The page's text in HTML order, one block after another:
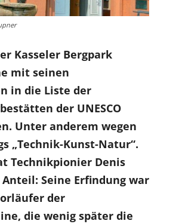
Kasseler Bergpark
mit seinen
in die Liste der
der UNESCO
Unter anderem wegen
„Technik-Kunst-Natur“.
Technikpionier Denis
Seine Erfindung war
der
die wenig später die